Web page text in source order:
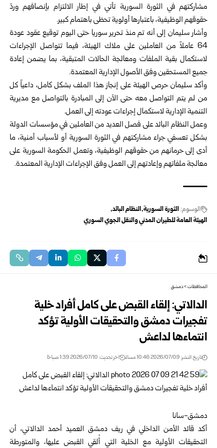
مشاركتهم في الثورة السورية تأتي في إطار الالتزام ‏بإنصافهم وردّ
حقوقهم الوظيفية، باعتبارها أولوية تحظى باهتمام كبير.‏
وأشار سليمان إلى أنه تم منذ تحرير سوريا حتى اليوم توقيع عقود عودة
64 عاملاً من العاملين ‏على ملاك الهيئة، فيما تتواصل الإجراءات
لاستكمال بقية الملفات ومعالجة الحالات المتبقية، بما ‏يضمن إعادة
جميع المستحقين وفق الأصول الإدارية المعتمدة.‏
وأكد سليمان حرص الهيئة على إنجاز هذا الملف بشكل كامل، داعياً كل
من لم يتم التواصل معه حتى ‏الآن إلى المبادرة بالتواصل مع مديرية
التنمية الإدارية لاستكمال إجراءات عودته إلى العمل.‏
وعمل النظام البائد على فصل العديد من العاملين في مؤسسات الدولة
بشكل تعسفي جراء مشاركتهم ‏في الثورة السورية أو لأسباب أمنية، ما
أدى إلى حرمانهم من حقوقهم الوظيفية، وتعمل الحكومة ‏السورية على
معالجة ملفاتهم وإعادتهم إلى العمل وفق الإجراءات الإدارية المعتمدة.‏
الوسوم: الثورة السورية النظام البائد
الهيئة العامة للطيران المدني والنقل الجوي السوري
المحافظات>دمشق
الدالاتي: إلقاء القبض على كامل أفراد خلية
تفجيرات دمشق والتحقيقات الأولية تؤكد
انتماءها لداعش
تاريخ النشر: 2026/07/09 10:46 مساءً اخر تحديث: 2026/07/10 1:39 صباحًا
دمشق-سانا
أكد قائد الأمن الداخلي في ريف دمشق العميد أحمد الدالاتي، أن
التحقيقات الأولية مع الخلية التي أُلقي القبض عليها، والمتورطة